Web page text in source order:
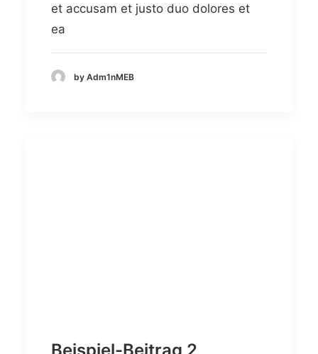
et accusam et justo duo dolores et
ea
by Adm1nMEB